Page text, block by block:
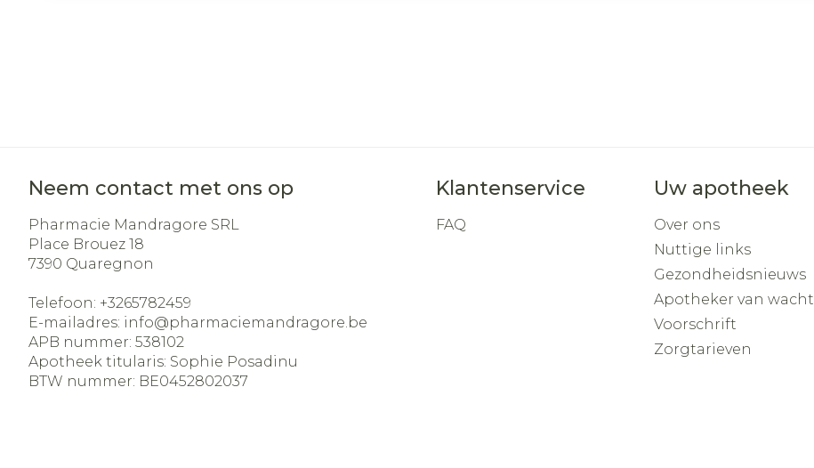
Neem contact met ons op
Pharmacie Mandragore SRL
Place Brouez 18
7390 Quaregnon
Telefoon: +3265782459
E-mailadres: info@pharmaciemandragore.be
APB nummer: 538102
Apotheek titularis: Sophie Posadinu
BTW nummer: BE0452802037
Klantenservice
FAQ
Uw apotheek
Over ons
Nuttige links
Gezondheidsnieuws
Apotheker van wacht
Voorschrift
Zorgtarieven